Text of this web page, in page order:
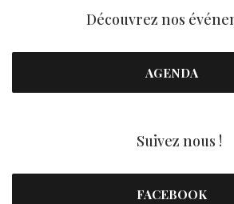
Découvrez nos
AGENDA
Suivez nous !
FACEBOOK